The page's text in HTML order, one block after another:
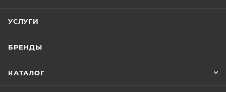
УСЛУГИ
БРЕНДЫ
КАТАЛОГ